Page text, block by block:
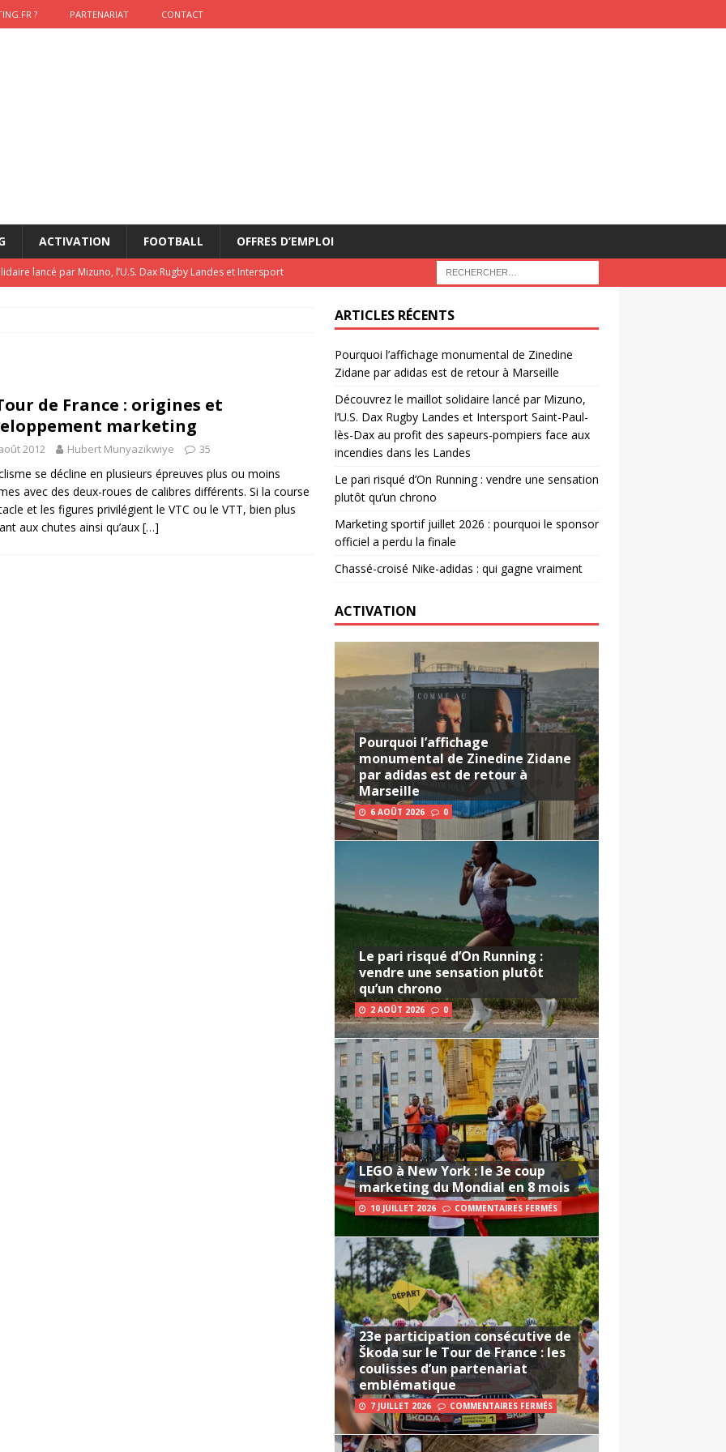
? PARTENARIAT CONTACT
ACTIVATION FOOTBALL OFFRES D’EMPLOI
lancé par Mizuno, l’U.S. Dax Rugby Landes et Intersport
: qui gagne vraiment
FOOTBALL
de Zinedine Zidane par adidas est de retour à
de France : origines et
marketing
2012 Hubert Munyazikwiye 35
se décline en plusieurs épreuves plus ou moins
avec des deux-roues de calibres différents. Si la course
et les figures privilégient le VTC ou le VTT, bien plus
aux chutes ainsi qu’aux […]
ARTICLES RÉCENTS
Pourquoi l’affichage monumental de Zinedine
Zidane par adidas est de retour à Marseille
Découvrez le maillot solidaire lancé par Mizuno,
l’U.S. Dax Rugby Landes et Intersport Saint-Paul-
lès-Dax au profit des sapeurs-pompiers face aux
incendies dans les Landes
Le pari risqué d’On Running : vendre une sensation
plutôt qu’un chrono
Marketing sportif juillet 2026 : pourquoi le sponsor
officiel a perdu la finale
Chassé-croisé Nike-adidas : qui gagne vraiment
ACTIVATION
Pourquoi l’affichage
monumental de Zinedine Zidane
par adidas est de retour à
Marseille
6 AOÛT 2026 0
Le pari risqué d’On Running :
vendre une sensation plutôt
qu’un chrono
2 AOÛT 2026 0
LEGO à New York : le 3e coup
marketing du Mondial en 8 mois
10 JUILLET 2026 COMMENTAIRES FERMÉS
23e participation consécutive de
Škoda sur le Tour de France : les
coulisses d’un partenariat
emblématique
7 JUILLET 2026 COMMENTAIRES FERMÉS